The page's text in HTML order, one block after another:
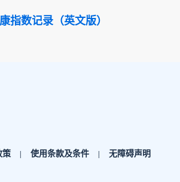
指数记录（英文版）
策 使用条款及条件 无障碍声明